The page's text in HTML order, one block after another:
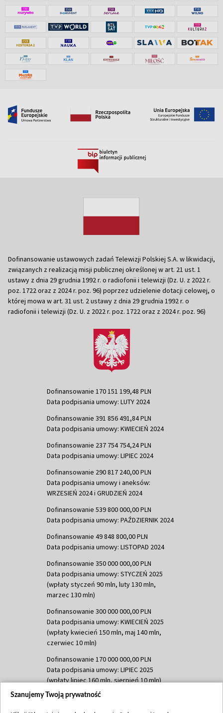
Dofinansowanie ustawowych zadań Telewizji Polskiej S.A. w likwidacji,
związanych z realizacją misji publicznej określonej w art. 21 ust. 1
ustawy z dnia 29 grudnia 1992 r. o radiofonii i telewizji (Dz. U. z 2022 r.
poz. 1722 oraz z 2024 r. poz. 96) poprzez udzielenie dotacji celowej, o
której mowa w art. 31 ust. 2 ustawy z dnia 29 grudnia 1992 r. o
radiofonii i telewizji (Dz. U. z 2022 r. poz. 1722 oraz z 2024 r. poz. 96)
Dofinansowanie 170 151 199,48 PLN
Data podpisania umowy: LUTY 2024
Dofinansowanie 391 856 491,84 PLN
Data podpisania umowy: KWIECIEŃ 2024
Dofinansowanie 237 754 754,24 PLN
Data podpisania umowy: LIPIEC 2024
Dofinansowanie 290 817 240,00 PLN
Data podpisania umowy i aneksów:
WRZESIEŃ 2024 i GRUDZIEŃ 2024
Dofinansowanie 539 800 000,00 PLN
Data podpisania umowy: PAŹDZIERNIK 2024
Dofinansowanie 49 848 800,00 PLN
Data podpisania umowy: LISTOPAD 2024
Dofinansowanie 350 000 000,00 PLN
Data podpisania umowy: STYCZEŃ 2025
(wpłaty styczeń 90 mln, luty 130 mln,
marzec 130 mln)
Dofinansowanie 300 000 000,00 PLN
Data podpisania umowy: KWIECIEŃ 2025
(wpłaty kwiecień 150 mln, maj 140 mln,
czerwiec 10 mln)
Dofinansowanie 170 000 000,00 PLN
Data podpisania umowy: LIPIEC 2025
(wpłaty lipiec 160 mln, sierpień 10 mln)
Dofinansowanie 60 000 000,00 PLN
Szanujemy Twoją prywatność